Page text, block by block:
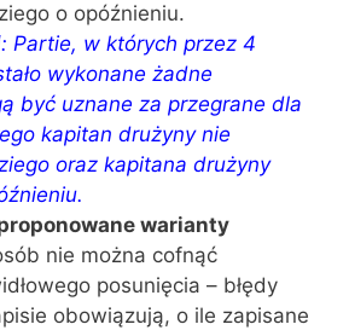
o opóźnieniu.
Partie, w których przez 4
wykonane żadne
być uznane za przegrane dla
kapitan drużyny nie
oraz kapitana drużyny
warianty
nie można cofnąć
posunięcia – błędy
obowiązują, o ile zapisane